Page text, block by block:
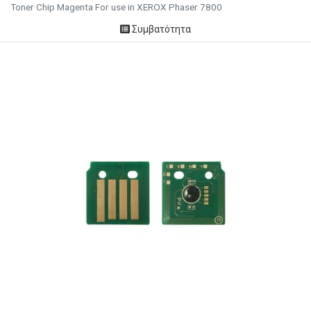
Toner Chip Magenta For use in XEROX Phaser 7800
Συμβατότητα